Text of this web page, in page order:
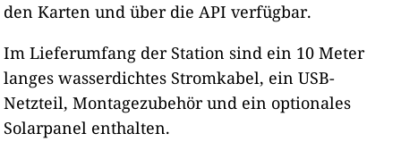
den Karten und über die API verfügbar.
Im Lieferumfang der Station sind ein 10 Meter
langes wasserdichtes Stromkabel, ein USB-
Netzteil, Montagezubehör und ein optionales
Solarpanel enthalten.